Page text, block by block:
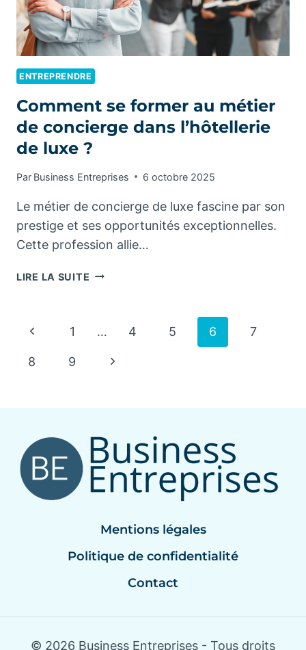
?
ENTREPRENDRE
Comment se former au métier
de concierge dans l’hôtellerie
de luxe ?
Par Business Entreprises 6 octobre 2025
Le métier de concierge de luxe fascine par son
prestige et ses opportunités exceptionnelles.
Cette profession allie…
LIRE LA SUITE COMMENT
MÉTIER
CONCIERGE
?
Navigation
de
Page
précédente
1 … 4 5 6 7
8 9
Page
Mentions légales
Politique de confidentialité
Contact
© 2026 Business Entreprises - Tous droits